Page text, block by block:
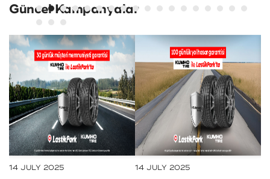
Güncel Kampanyalar
14 JULY 2025 14 JULY 2025